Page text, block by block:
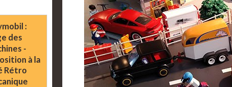
:
des
-
à la
Rétro